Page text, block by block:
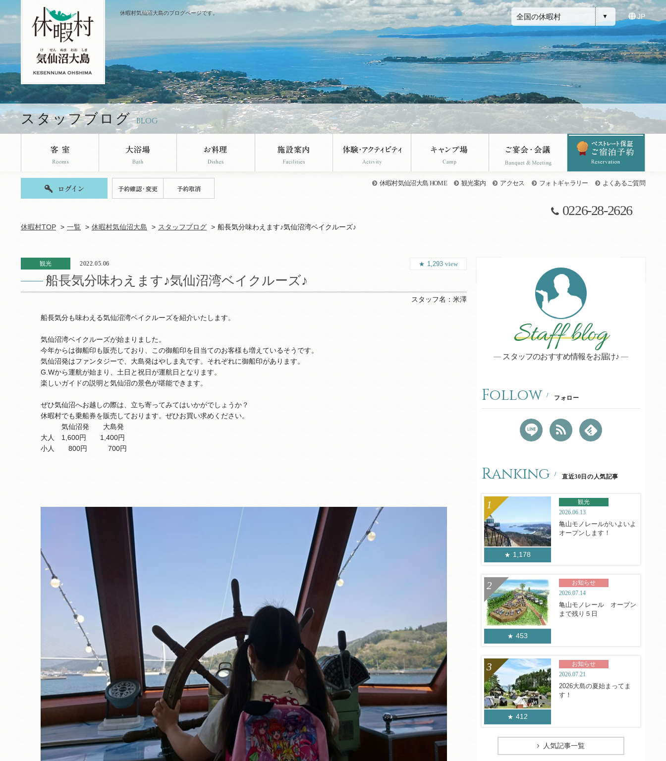
休暇村気仙沼大島のブログページです。 全国の休暇村 JP
スタッフブログ BLOG
休暇村気仙沼大島 HOME 観光案内 アクセス フォトギャラリー よくあるご質問
0226-28-2626
休暇村TOP 一覧 休暇村気仙沼大島 スタッフブログ 船長気分味わえます♪気仙沼湾ベイクルーズ♪
観光 2022.05.06
船長気分味わえます♪気仙沼湾ベイクルーズ♪
1,293 view
スタッフ名： 米澤
船長気分も味わえる気仙沼湾ベイクルーズを紹介いたします。
気仙沼湾ベイクルーズが始まりました。
今年からは御船印も販売しており、この御船印を目当てのお客様も増えているそうです。
気仙沼発はファンタジーで、大島発はやしま丸です。それぞれに御船印があります。
G.Wから運航が始まり、土日と祝日が運航日となります。
楽しいガイドの説明と気仙沼の景色が堪能できます。
ぜひ気仙沼へお越しの際は、立ち寄ってみてはいかがでしょうか？
休暇村でも乗船券を販売しております。ぜひお買い求めください。
気仙沼発 大島発
大人 1,600円 1,400円
小人 800円 700円
Staff blog
スタッフのおすすめ情報をお届け♪
Follow フォロー
Ranking 直近30日の人気記事
1,178
観光
2026.06.13
亀山モノレールがいよいよ
オープンします！
453
お知らせ
2026.07.14
亀山モノレール オープン
まで残り５日
412
お知らせ
2026.07.21
2026大島の夏始まってま
す！
人気記事一覧